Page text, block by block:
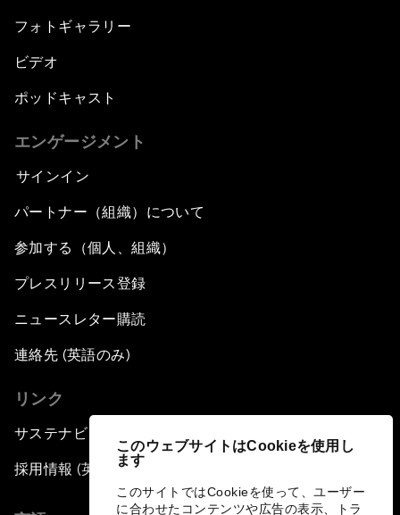
このウェブサイトはCookieを使用し
ます
このサイトではCookieを使って、ユーザー
に合わせたコンテンツや広告の表示、トラ
フォトギャラリー
ビデオ
ポッドキャスト
エンゲージメント
サインイン
パートナー（組織）について
参加する（個人、組織）
プレスリリース登録
ニュースレター購読
連絡先 (英語のみ)
リンク
サステナビリティへの取り組み
採用情報 (英語のみ)